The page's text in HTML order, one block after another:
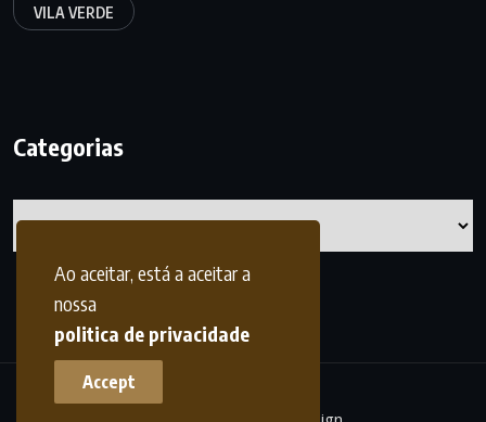
Ao aceitar, está a aceitar a
nossa
politica de privacidade
Accept
VILA VERDE
Categorias